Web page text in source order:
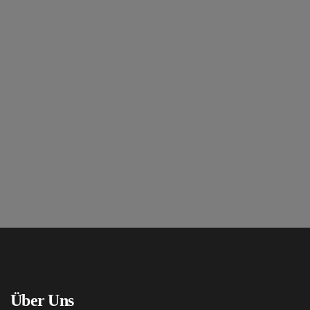
Über Uns